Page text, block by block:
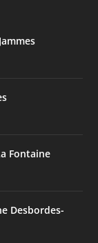
Fontaine
Desbordes-